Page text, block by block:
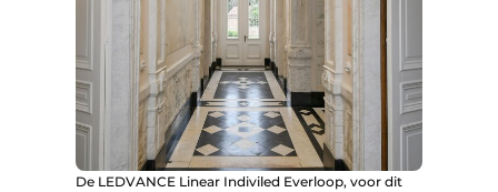
De LEDVANCE Linear Indiviled Everloop, voor dit